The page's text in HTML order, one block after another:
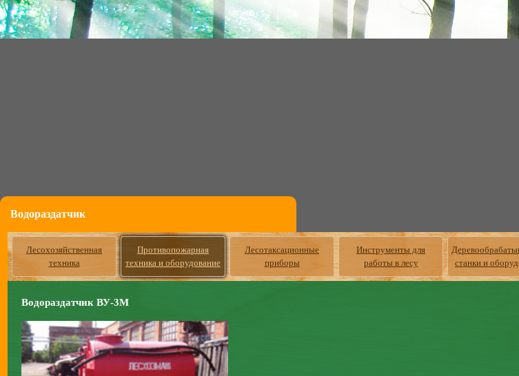
Водораздатчик
Лесохозяйственная
техника
Противопожарная
техника и оборудование
Лесотаксационные
приборы
Инструменты для
работы в лесу
станки и
Водораздатчик ВУ-3М